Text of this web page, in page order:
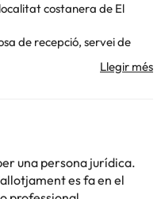
costanera de El
de recepció, servei de
com zones enjardinades i
de balcó amb vistes :-) No
l'hotel :) A més, pots
pel Inici de la
una persona jurídica.
es fa en el